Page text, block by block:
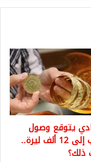
يتوقع وصول
غرام الذهب إلى 12 ألف ليرة..